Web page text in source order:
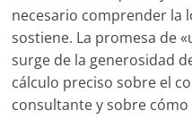
necesario comprender la
sostiene. La promesa de
surge de la generosidad
cálculo preciso sobre el
consultante y sobre